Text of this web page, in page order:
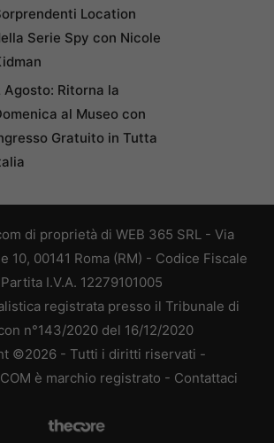
Location
Serie Spy con Nicole
Agosto: Ritorna la
al Museo con
Gratuito in Tutta
di proprietà di WEB 365 SRL - Via
10, 00141 Roma (RM) - Codice Fiscale
I.V.A. 12279101005
registrata presso il Tribunale di
n°143/2020 del 16/12/2020
©2026 - Tutti i diritti riservati -
è marchio registrato - Contattaci